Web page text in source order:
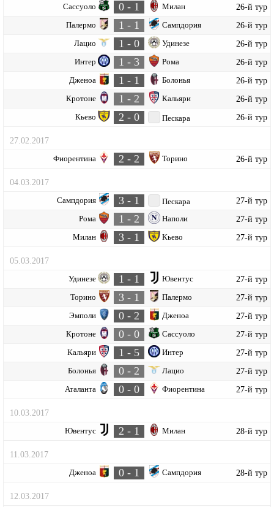
Сассуоло 0 - 1 Милан 26-й тур
Палермо 1 - 1 Сампдория 26-й тур
Лацио 1 - 0 Удинезе 26-й тур
Интер 1 - 3 Рома 26-й тур
Дженоа 1 - 1 Болонья 26-й тур
Кротоне 1 - 2 Кальяри 26-й тур
Кьево 2 - 0 Пескара 26-й тур
27.02.2017
Фиорентина 2 - 2 Торино 26-й тур
04.03.2017
Сампдория 3 - 1 Пескара 27-й тур
Рома 1 - 2 Наполи 27-й тур
Милан 3 - 1 Кьево 27-й тур
05.03.2017
Удинезе 1 - 1 Ювентус 27-й тур
Торино 3 - 1 Палермо 27-й тур
Эмполи 0 - 2 Дженоа 27-й тур
Кротоне 0 - 0 Сассуоло 27-й тур
Кальяри 1 - 5 Интер 27-й тур
Болонья 0 - 2 Лацио 27-й тур
Аталанта 0 - 0 Фиорентина 27-й тур
10.03.2017
Ювентус 2 - 1 Милан 28-й тур
11.03.2017
Дженоа 0 - 1 Сампдория 28-й тур
12.03.2017